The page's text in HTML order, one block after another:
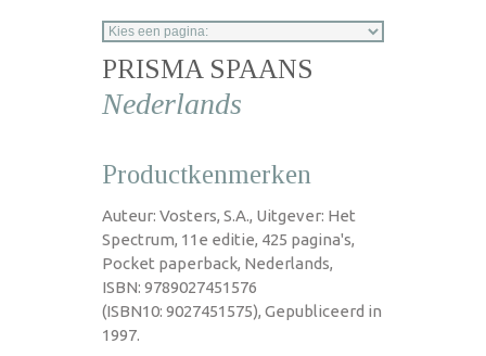
PRISMA SPAANS
Nederlands
Productkenmerken
Auteur: Vosters, S.A., Uitgever: Het
Spectrum, 11e editie, 425 pagina's,
Pocket paperback, Nederlands,
ISBN: 9789027451576
(ISBN10: 9027451575), Gepubliceerd in
1997.